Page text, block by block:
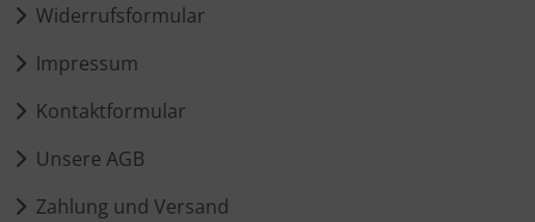
Widerrufsformular
Impressum
Kontaktformular
Unsere AGB
Zahlung und Versand